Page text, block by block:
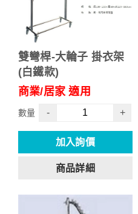
雙彎桿-大輪子 掛衣架
(白鐵款)
商業/居家 適用
數量 - +
加入詢價
商品詳細